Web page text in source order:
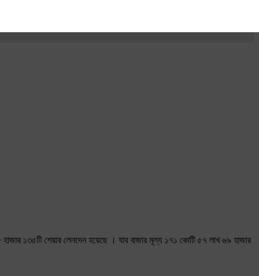
১৩৫টি শেয়ার লেনদেন হয়েছে । যার বাজার মূল্য ১৭১ কোটি ৫৭ লাখ ৬৯ হাজার